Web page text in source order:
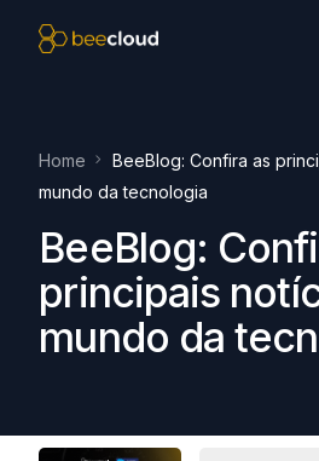
Home
BeeBlog: Confira as
mundo da tecnologia
BeeBlog:
principais
mundo da